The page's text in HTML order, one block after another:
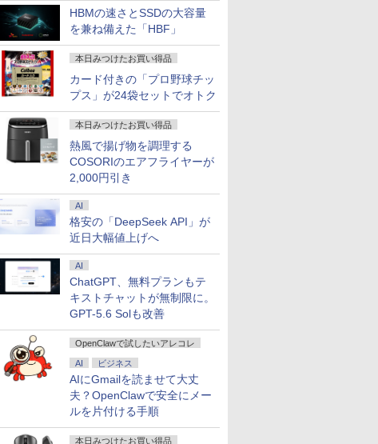
HBMの速さとSSDの大容量
を兼ね備えた「HBF」
本日みつけたお買い得品
カード付きの「プロ野球チッ
プス」が24袋セットでオトク
本日みつけたお買い得品
熱風で揚げ物を調理する
COSORIのエアフライヤーが
2,000円引き
AI
格安の「DeepSeek API」が
近日大幅値上げへ
AI
ChatGPT、無料プランもテ
キストチャットが無制限に。
GPT-5.6 Solも改善
OpenClawで試したいアレコレ
AI ビジネス
AIにGmailを読ませて大丈
夫？OpenClawで安全にメー
ルを片付ける手順
本日みつけたお買い得品